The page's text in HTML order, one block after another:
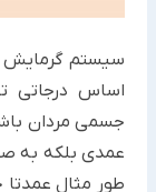
سیستم گرمایش
اساس درجاتی
جسمی مردان
عمدی بلکه به
طور مثال عمدتا